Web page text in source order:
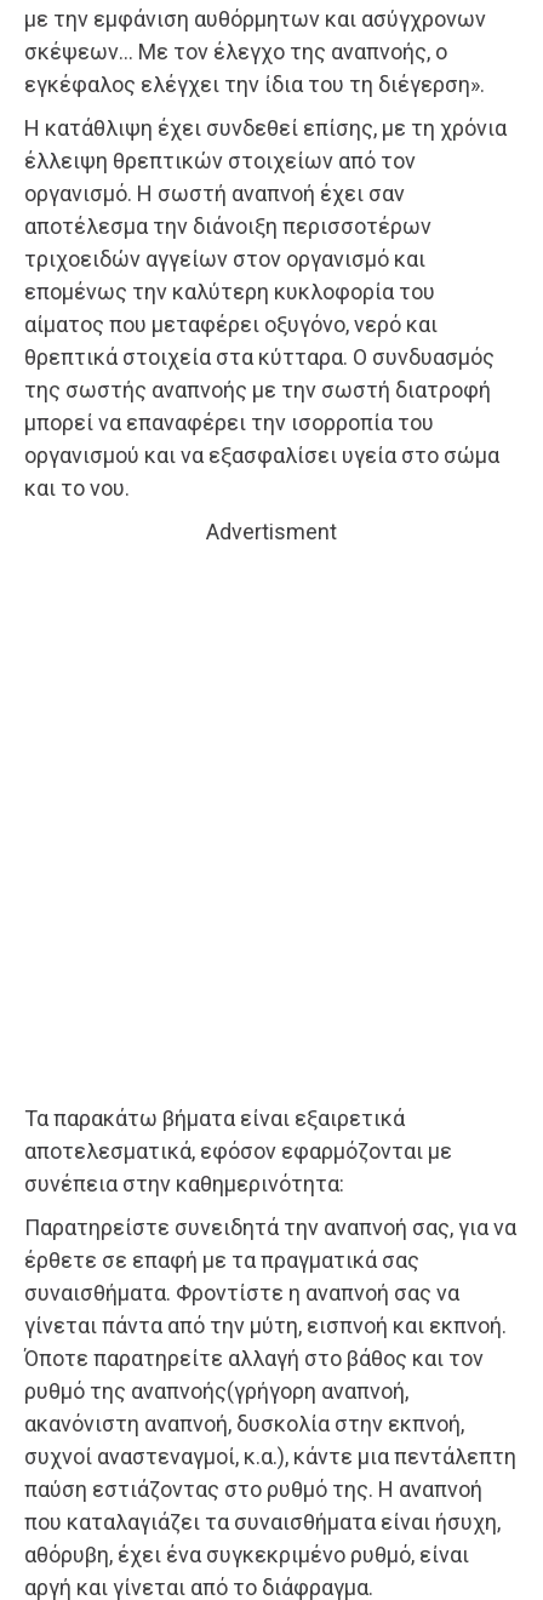
με την εμφάνιση αυθόρμητων και ασύγχρονων
σκέψεων… Με τον έλεγχο της αναπνοής, ο
εγκέφαλος ελέγχει την ίδια του τη διέγερση».
Η κατάθλιψη έχει συνδεθεί επίσης, με τη χρόνια
έλλειψη θρεπτικών στοιχείων από τον
οργανισμό. Η σωστή αναπνοή έχει σαν
αποτέλεσμα την διάνοιξη περισσοτέρων
τριχοειδών αγγείων στον οργανισμό και
επομένως την καλύτερη κυκλοφορία του
αίματος που μεταφέρει οξυγόνο, νερό και
θρεπτικά στοιχεία στα κύτταρα. Ο συνδυασμός
της σωστής αναπνοής με την σωστή διατροφή
μπορεί να επαναφέρει την ισορροπία του
οργανισμού και να εξασφαλίσει υγεία στο σώμα
και το νου.
Advertisment
Τα παρακάτω βήματα είναι εξαιρετικά
αποτελεσματικά, εφόσον εφαρμόζονται με
συνέπεια στην καθημερινότητα:
Παρατηρείστε συνειδητά την αναπνοή σας, για να
έρθετε σε επαφή με τα πραγματικά σας
συναισθήματα. Φροντίστε η αναπνοή σας να
γίνεται πάντα από την μύτη, εισπνοή και εκπνοή.
Όποτε παρατηρείτε αλλαγή στο βάθος και τον
ρυθμό της αναπνοής(γρήγορη αναπνοή,
ακανόνιστη αναπνοή, δυσκολία στην εκπνοή,
συχνοί αναστεναγμοί, κ.α.), κάντε μια πεντάλεπτη
παύση εστιάζοντας στο ρυθμό της. Η αναπνοή
που καταλαγιάζει τα συναισθήματα είναι ήσυχη,
αθόρυβη, έχει ένα συγκεκριμένο ρυθμό, είναι
αργή και γίνεται από το διάφραγμα.